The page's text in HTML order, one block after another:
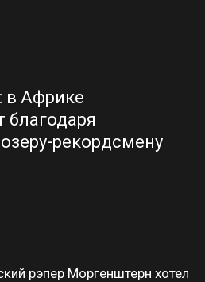
в Африке
благодаря
рекордсмену
рэпер Моргенштерн хотел